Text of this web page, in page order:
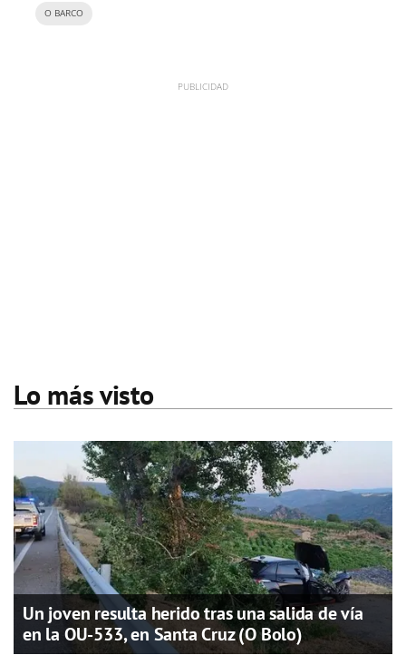
O BARCO
Lo más visto
Un joven resulta herido tras una salida de vía
en la OU-533, en Santa Cruz (O Bolo)